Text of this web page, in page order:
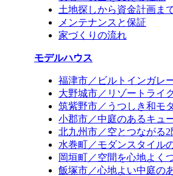
土地探しから資金計画ま
メンテナンスと保証
家づくりの流れ
モデルハウス
福津市／ビルトインガレ
大野城市／リゾートライ
筑紫野市／うつしき和モ
小郡市／中庭のあるキュ
北九州市／空とつながる
水巻町／モダンスタイル
岡垣町／空間を心地よく
飯塚市／心地よい中庭の